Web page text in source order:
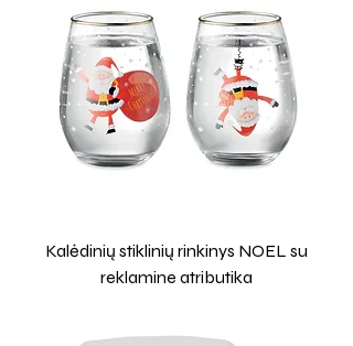
Kalėdinių stiklinių rinkinys NOEL su
reklamine atributika